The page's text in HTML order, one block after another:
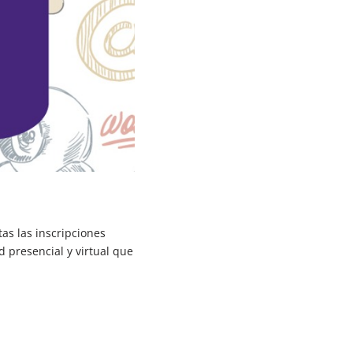
las inscripciones
presencial y virtual que